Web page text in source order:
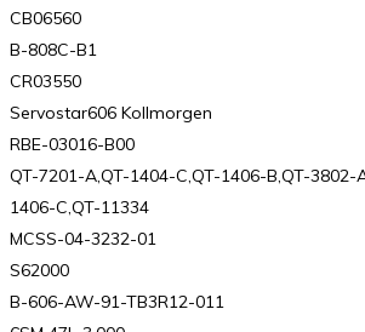
CB06560
B-808C-B1
CR03550
Servostar606 Kollmorgen
RBE-03016-B00
QT-7201-A,QT-1404-C,QT-1406-B,QT-3802-
1406-C,QT-11334
MCSS-04-3232-01
S62000
B-606-AW-91-TB3R12-011